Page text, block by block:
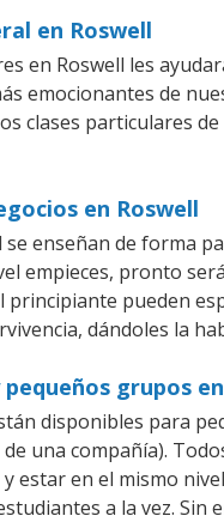
en Roswell
en Roswell les
emocionantes de
clases particulares
en Roswell
enseñan de forma
empieces, pronto
pueden
dándoles la
grupos
disponibles para
una compañía).
estar en el mismo
a la vez.